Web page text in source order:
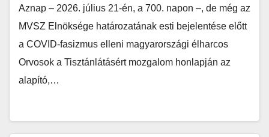
Aznap – 2026. július 21-én, a 700. napon –, de még az
MVSZ Elnöksége határozatának esti bejelentése előtt
a COVID-fasizmus elleni magyarországi élharcos
Orvosok a Tisztánlátásért mozgalom honlapján az
alapító,…